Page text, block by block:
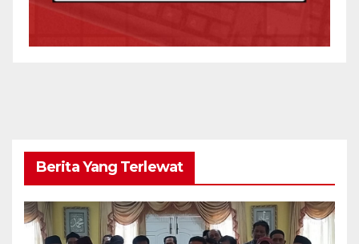
Berita Yang Terlewat